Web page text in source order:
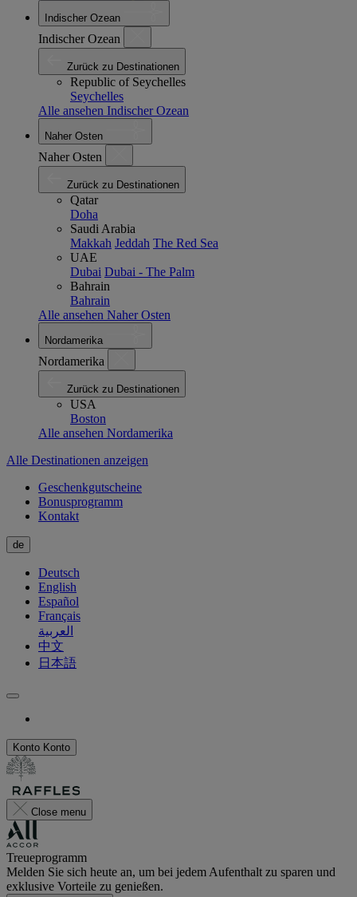
Indischer Ozean
Indischer Ozean
Zurück zu Destinationen
Republic of Seychelles
Seychelles
Alle ansehen Indischer Ozean
Naher Osten
Naher Osten
Zurück zu Destinationen
Qatar
Doha
Saudi Arabia
Makkah Jeddah The Red Sea
UAE
Dubai Dubai - The Palm
Bahrain
Bahrain
Alle ansehen Naher Osten
Nordamerika
Nordamerika
Zurück zu Destinationen
USA
Boston
Alle ansehen Nordamerika
Alle Destinationen anzeigen
Geschenkgutscheine
Bonusprogramm
Kontakt
de
Deutsch
English
Español
Français
العربية
中文
日本語
Konto Konto
Close menu
Treueprogramm
Melden Sie sich heute an, um bei jedem Aufenthalt zu sparen und
exklusive Vorteile zu genießen.